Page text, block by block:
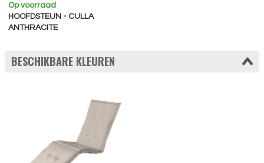
Op voorraad
HOOFDSTEUN - CULLA
ANTHRACITE
BESCHIKBARE KLEUREN